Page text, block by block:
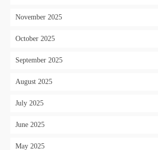
November 2025
October 2025
September 2025
August 2025
July 2025
June 2025
May 2025